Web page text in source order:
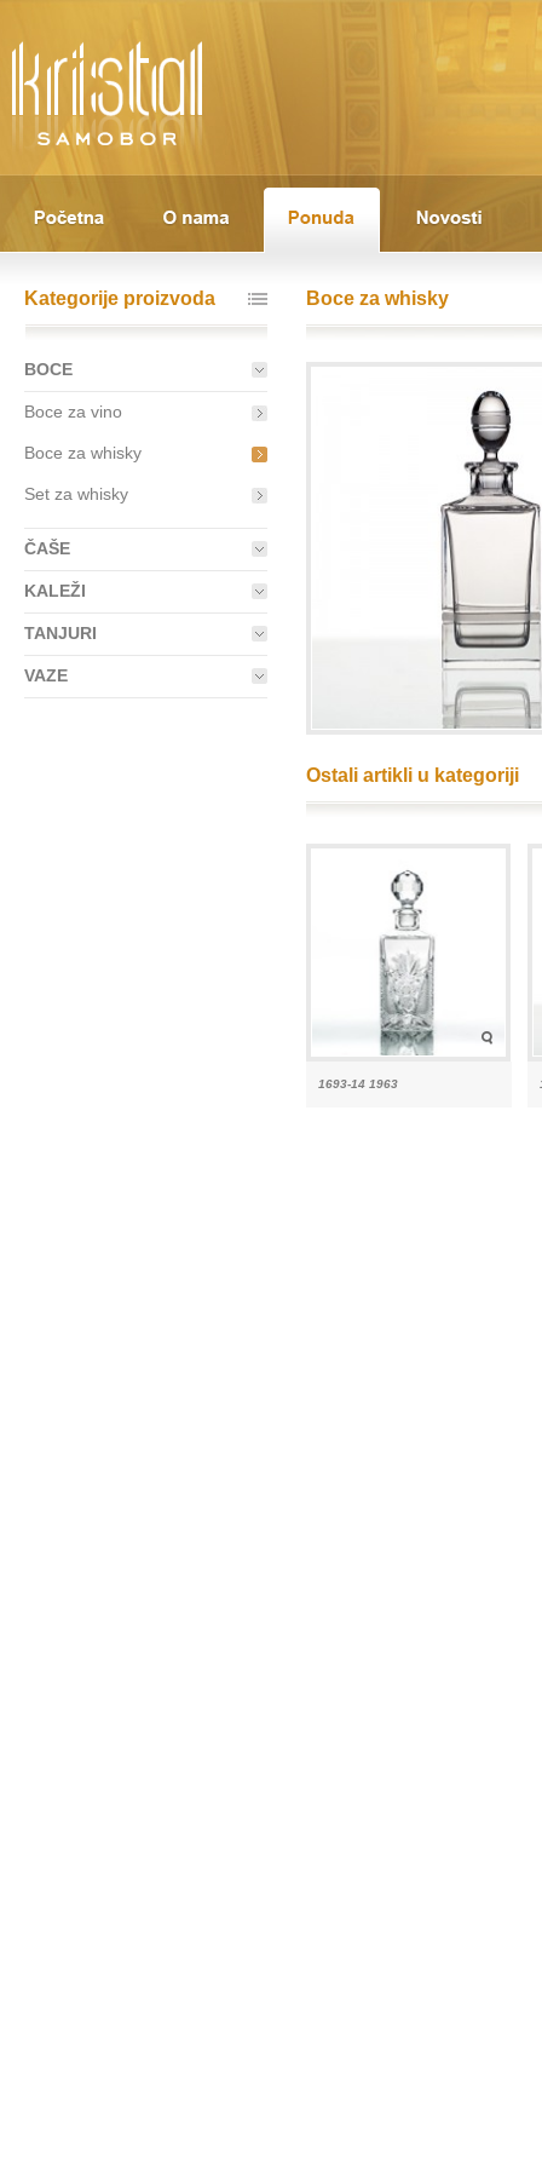
Kategorije proizvoda
BOCE
Boce za vino
Boce za whisky
Set za whisky
ČAŠE
KALEŽI
TANJURI
VAZE
Boce za whisky
Ostali artikli u kategoriji
1693-14 1963